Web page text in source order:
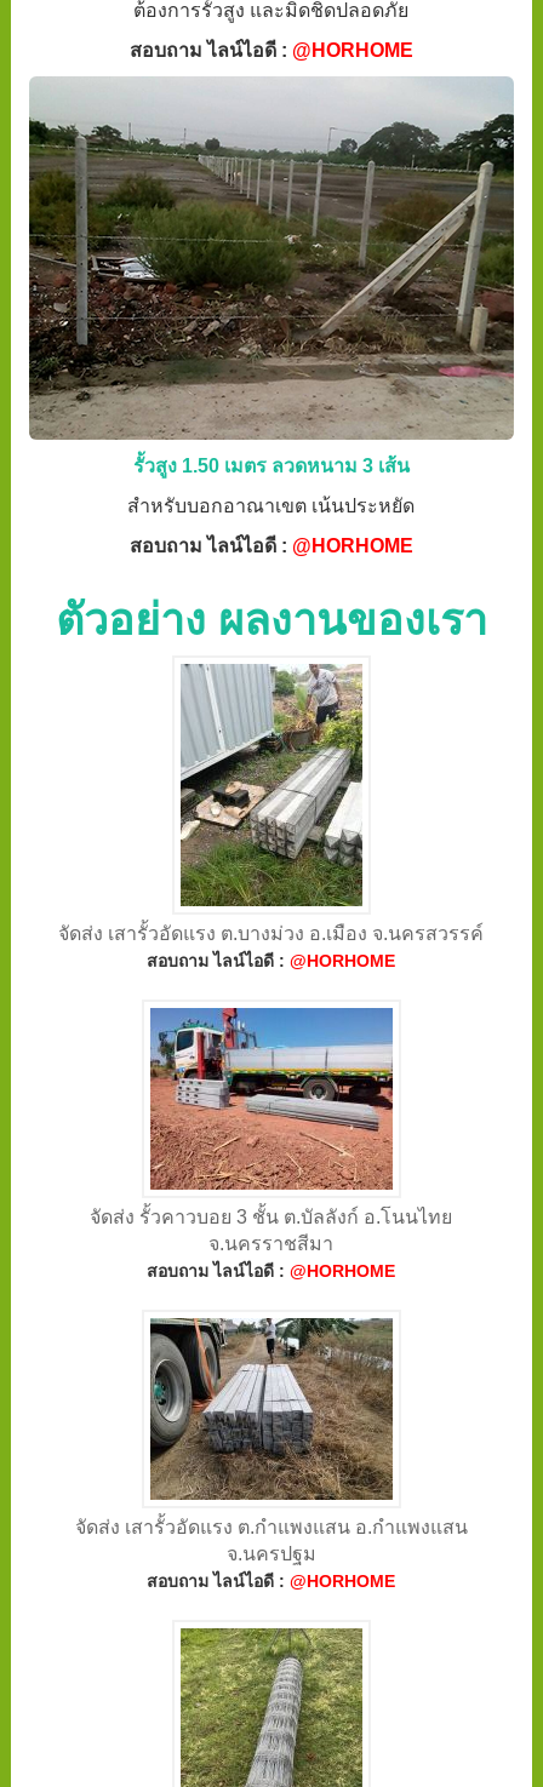
ต้องการรั้วสูง และมิดชิดปลอดภัย
สอบถาม ไลน์ไอดี : @HORHOME
รั้วสูง 1.50 เมตร ลวดหนาม 3 เส้น
สำหรับบอกอาณาเขต เน้นประหยัด
สอบถาม ไลน์ไอดี : @HORHOME
ตัวอย่าง ผลงานของเรา
จัดส่ง เสารั้วอัดแรง ต.บางม่วง อ.เมือง จ.นครสวรรค์
สอบถาม ไลน์ไอดี :@HORHOME
จัดส่ง รั้วคาวบอย 3 ชั้น ต.บัลลังก์ อ.โนนไทย
จ.นครราชสีมา
สอบถาม ไลน์ไอดี :@HORHOME
จัดส่ง เสารั้วอัดแรง ต.กำแพงแสน อ.กำแพงแสน
จ.นครปฐม
สอบถาม ไลน์ไอดี :@HORHOME